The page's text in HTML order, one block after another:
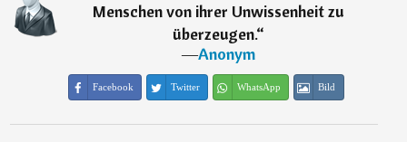
Menschen von ihrer Unwissenheit zu
überzeugen.“
―Anonym
Facebook Twitter WhatsApp Bild